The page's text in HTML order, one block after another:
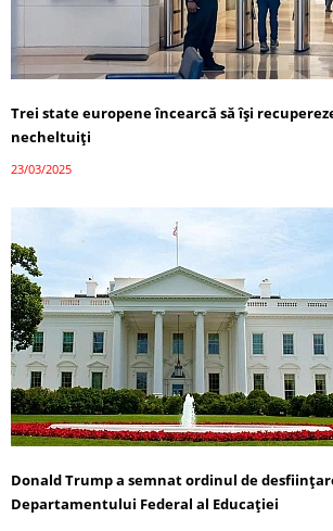
Trei state europene încearcă să își
necheltuiți
23/03/2025
Donald Trump a semnat ordinul de
Departamentului Federal al Educației